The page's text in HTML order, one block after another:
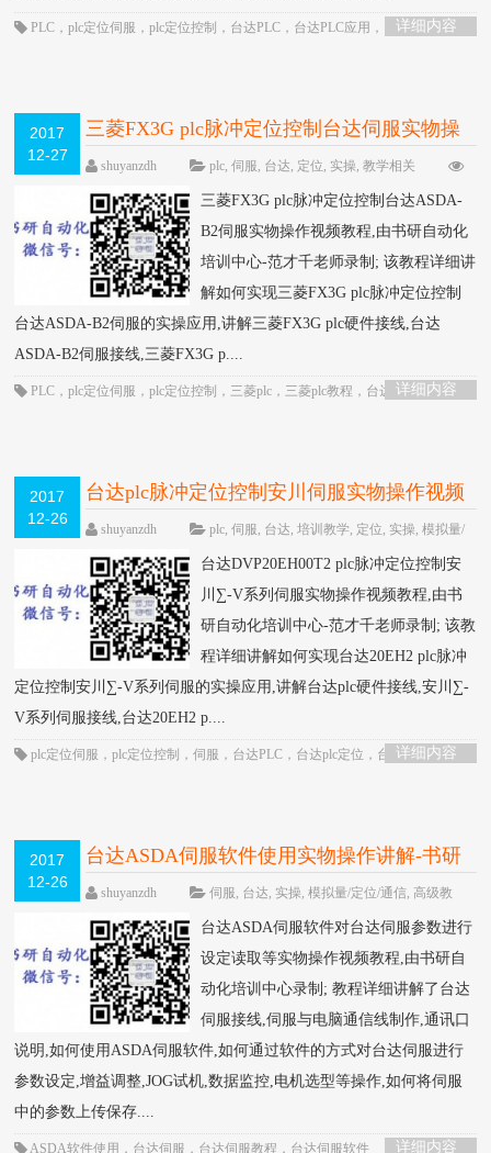
详细内容
PLC ，plc定位伺服 ，plc定位控制 ， 台达PLC ， 台达PLC应用 ，
台达PLC视
2017
12-27
三菱FX3G plc脉冲定位控制台达伺服实物操
作教程-书研自动化培训中心制作 HOT
shuyanzdh plc,伺服, 台达, 定位, 实操,教学相关
三菱FX3G plc脉冲定位控制台达ASDA-
B2伺服实物操作视频教程,由书研自动化
培训中心-范才千老师录制; 该教程详细讲
解如何实现三菱FX3G plc脉冲定位控制
台达ASDA-B2伺服的实操应用,讲解三菱FX3G plc硬件接线,台达
ASDA-B2伺服接线,三菱FX3G p....
详细内容
PLC ，plc定位伺服 ，plc定位控制 ， 三菱plc ， 三菱plc教程 ， 台达伺服 ，定位
2017
12-26
台达plc脉冲定位控制安川伺服实物操作视频
教程-书研自动化培训中心制作
HOT
shuyanzdh plc,伺服, 台达,培训教学, 定位, 实操,模拟量/
论
台达DVP20EH00T2 plc脉冲定位控制安
川∑-V系列伺服实物操作视频教程,由书
研自动化培训中心-范才千老师录制; 该教
程详细讲解如何实现台达20EH2 plc脉冲
定位控制安川∑-V系列伺服的实操应用,讲解台达plc硬件接线,安川∑-
V系列伺服接线,台达20EH2 p....
详细内容
plc定位伺服 ，plc定位控制 ，伺服 ， 台达PLC ， 台达plc定位 ， 台达PLC应
2017
12-26
台达ASDA伺服软件使用实物操作讲解-书研
自动化培训中心制作
HOT
shuyanzdh 伺服, 台达, 实操,模拟量/定位/通信,高级教
台达ASDA伺服软件对台达伺服参数进行
设定读取等实物操作视频教程,由书研自
动化培训中心录制; 教程详细讲解了台达
伺服接线,伺服与电脑通信线制作,通讯口
说明,如何使用ASDA伺服软件,如何通过软件的方式对台达伺服进行
参数设定,增益调整,JOG试机,数据监控,电机选型等操作,如何将伺服
中的参数上传保存....
详细内容
ASDA软件使用 ， 台达伺服 ， 台达伺服教程 ， 台达伺服软件